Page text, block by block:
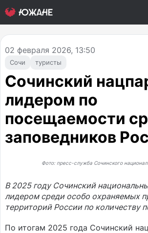
Сочи туристы
02 февраля 2026, 13:50
Сочинский
лидером по
посещаемости
заповедников
Фото: пресс-служба Сочинского
В 2025 году Сочинский
лидером среди особо охраняемых
территорий России по количеству
По итогам 2025 года Сочинский